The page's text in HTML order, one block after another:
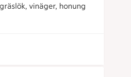
vinäger, honung